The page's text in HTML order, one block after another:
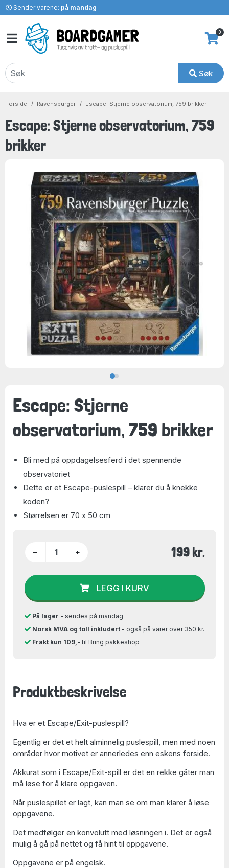
Sender varene: på mandag
Søk
0
Forside Ravensburger Escape: Stjerne observatorium, 759 brikker
Escape: Stjerne observatorium, 759
brikker
Escape: Stjerne
observatorium, 759 brikker
Bli med på oppdagelsesferd i det spennende
observatoriet
Dette er et Escape-puslespill – klarer du å knekke
koden?
Størrelsen er 70 x 50 cm
− + 199 kr.
LEGG I KURV
På lager - sendes på mandag
Norsk MVA og toll inkludert- også på varer over 350 kr.
Frakt kun 109,- til Bring pakkeshop
Produktbeskrivelse
Hva er et Escape/Exit-puslespill?
Egentlig er det et helt alminnelig puslespill, men med noen
områder hvor motivet er annerledes enn eskens forside.
Akkurat som i Escape/Exit-spill er det en rekke gåter man
må løse for å klare oppgaven.
Når puslespillet er lagt, kan man se om man klarer å løse
oppgavene.
Det medfølger en konvolutt med løsningen i. Det er også
mulig å gå på nettet og få hint til oppgavene.
Oppgavene er på engelsk.